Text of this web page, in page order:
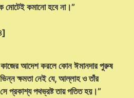
মোটেই কমানো হবে না।”
আদেশ করলে কোন ঈমানদার পুরুষ
ভিন্ন ক্ষমতা নেই যে, আল্লাহ ও তাঁর
প্রকাশ্য পথভ্রষ্ট তায় পতিত হয়।”